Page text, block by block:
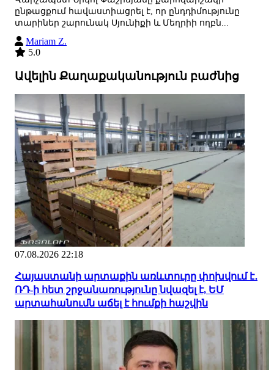
ընթացքում հավաստիացրել է, որ ընդդիմությունը
տարիներ շարունակ Սյունիքի և Մեղրիի ողբն...
Mariam Z.
5.0
Ավելին Քաղաքականություն բաժնից
07.08.2026 22:18
Հայաստանի արտաքին առևտուրը փոխվում է․
ՌԴ-ի հետ շրջանառությունը նվազել է, ԵՄ
արտահանումն աճել է հումքի հաշվին